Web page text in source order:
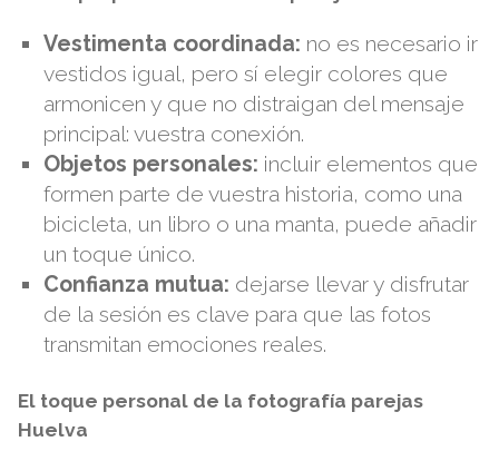
Vestimenta coordinada: no es necesario ir
vestidos igual, pero sí elegir colores que
armonicen y que no distraigan del mensaje
principal: vuestra conexión.
Objetos personales: incluir elementos que
formen parte de vuestra historia, como una
bicicleta, un libro o una manta, puede añadir
un toque único.
Confianza mutua: dejarse llevar y disfrutar
de la sesión es clave para que las fotos
transmitan emociones reales.
El toque personal de la fotografía parejas
Huelva